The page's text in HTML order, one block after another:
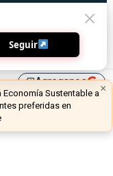
library_addAgreganos
Seguir